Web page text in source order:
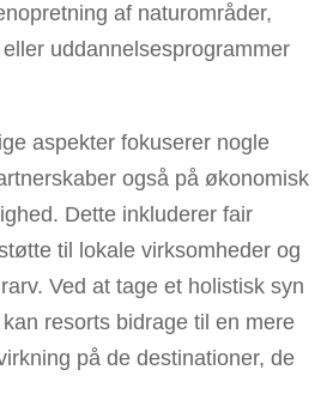
af naturområder,
uddannelsesprogrammer
aspekter fokuserer nogle
også på økonomisk
Dette inkluderer fair
til lokale virksomheder og
Ved at tage et holistisk syn
resorts bidrage til en mere
på de destinationer, de